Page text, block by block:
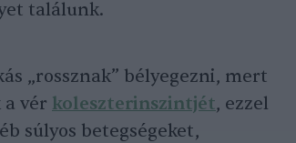
találunk.
„rossznak” bélyegezni, mert
vér koleszterinszintjét, ezzel
súlyos betegségeket,